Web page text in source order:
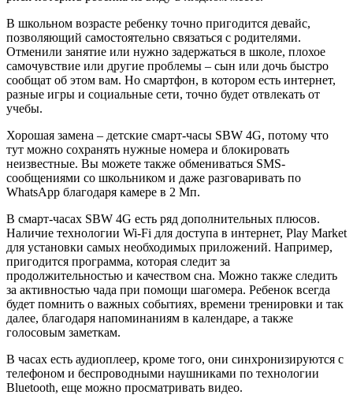
В школьном возрасте ребенку точно пригодится девайс,
позволяющий самостоятельно связаться с родителями.
Отменили занятие или нужно задержаться в школе, плохое
самочувствие или другие проблемы – сын или дочь быстро
сообщат об этом вам. Но смартфон, в котором есть интернет,
разные игры и социальные сети, точно будет отвлекать от
учебы.
Хорошая замена – детские смарт-часы SBW 4G, потому что
тут можно сохранять нужные номера и блокировать
неизвестные. Вы можете также обмениваться SMS-
сообщениями со школьником и даже разговаривать по
WhatsApp благодаря камере в 2 Мп.
В смарт-часах SBW 4G есть ряд дополнительных плюсов.
Наличие технологии Wi-Fi для доступа в интернет, Play Market
для установки самых необходимых приложений. Например,
пригодится программа, которая следит за
продолжительностью и качеством сна. Можно также следить
за активностью чада при помощи шагомера. Ребенок всегда
будет помнить о важных событиях, времени тренировки и так
далее, благодаря напоминаниям в календаре, а также
голосовым заметкам.
В часах есть аудиоплеер, кроме того, они синхронизируются с
телефоном и беспроводными наушниками по технологии
Bluetooth, еще можно просматривать видео.